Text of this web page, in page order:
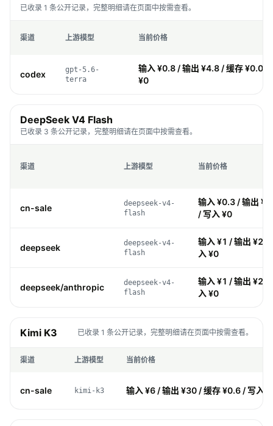
已收录 1 条公开记录，完整明细请在页面中按需查看。
渠道 上游模型 当前价格
codex
gpt-5.6-
terra
输入 ¥0.8 / 输出 ¥4.8 / 缓存 ¥0.08
¥0
DeepSeek V4 Flash
已收录 3 条公开记录，完整明细请在页面中按需查看。
渠道 上游模型 当前价格
cn-sale
deepseek-v4-
flash
输入 ¥0.3 / 输出
/ 写入 ¥0
deepseek
deepseek-v4-
flash
输入 ¥1 / 输出 ¥2 /
入 ¥0
deepseek/anthropic
deepseek-v4-
flash
输入 ¥1 / 输出 ¥2 /
入 ¥0
Kimi K3 已收录 1 条公开记录，完整明细请在页面中按需查看。
渠道 上游模型 当前价格
cn-sale kimi-k3 输入 ¥6 / 输出 ¥30 / 缓存 ¥0.6 / 写入